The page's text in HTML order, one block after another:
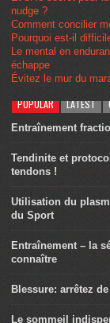
nudge ?
Comment concilier
Pourquoi est-il
Le mental en
échappe
Évitez le mur du
POPULAR LATEST
Entraînement
Tendinite et
tendons !
Utilisation du
du Sport
Entraînement – la
connaître
Blessure: arrêtez
Le sommeil